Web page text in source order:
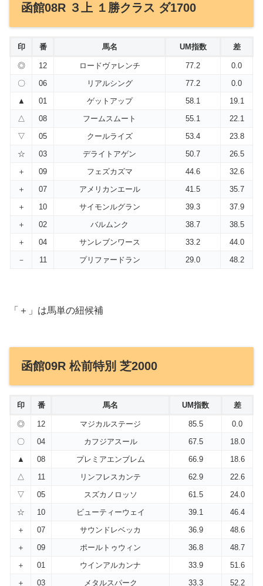
函館08R ３上 １勝クラス ダ1700
印 番 馬名 UM指数 差
◎ 12 ロードヴァレンチ 77.2
0.0
〇
06 リアルシング 77.2
0.0
▲
01 ゲットアップ 58.1
19.1
△
08 フームスムート 55.1
22.1
▽
05 クールライズ 53.4
23.8
☆
03 デライトアゲン 50.7
26.5
＋
09 フェズカズマ 44.6
32.6
＋
07 アメリカンエール 41.5
35.7
＋
10 サイモンルグラン 39.3
37.9
＋
02 バルムンク 38.7
38.5
＋
04 サンレブンワース 33.2
44.0
－
11 プリファードラン 29.0 48.2
「＋」は馬単の紐候補
函館09R 松前特別 芝2000
印 番 馬名 UM指数 差
◎ 12 マジカルステージ 85.5
0.0
〇
04 カフジアスール 67.5
18.0
▲
08 プレミアエンブレム 66.9
18.6
△
11 リンフレスカンテ 62.9
22.6
▽
05 スズカノロッソ 61.5
24.0
☆
10 ビューティーウェイ 39.1
46.4
＋
07 サウンドレベッカ 36.9
48.6
＋
09 ポールトゥウィン 36.8
48.7
＋
01 ウインアルカンナ 33.9
51.6
＋
03 メタルスパーク 33.3 52.2